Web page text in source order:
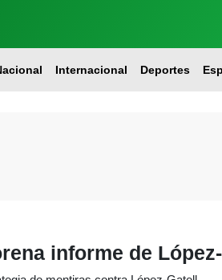
Internacional Deportes
informe de